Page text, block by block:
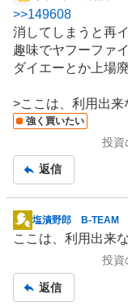
掲
示
板
記
事
>>149608
消してしまうと再
趣味でヤフーファ
ダイエーとか上場
>ここは、利用出来
強く買いたい
投資
返信
掲
示
事
塩漬野郎 B-TEAM
ここは、利用出来
投資
返信